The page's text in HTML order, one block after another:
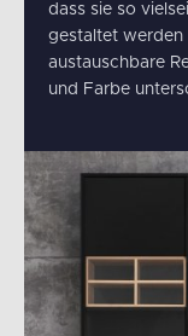
dass sie so
gestaltet werden
austauschbare
und Farbe